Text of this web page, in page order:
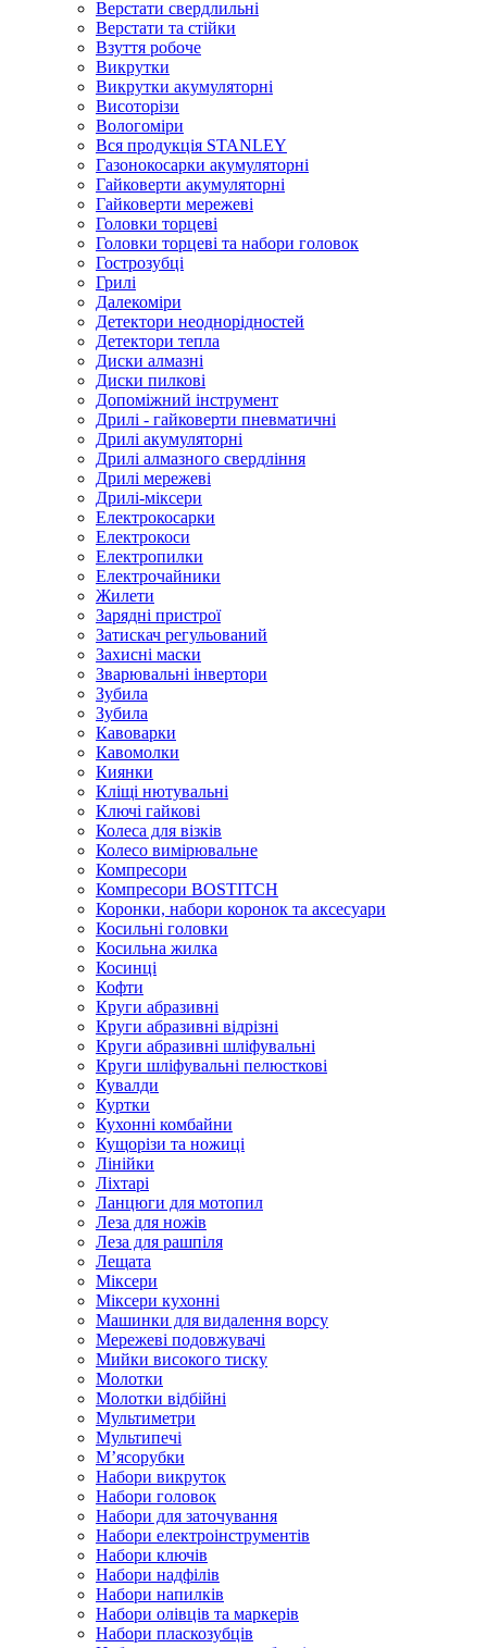
Верстати свердлильні
Верстати та стійки
Взуття робоче
Викрутки
Викрутки акумуляторні
Висоторізи
Вологоміри
Вся продукція STANLEY
Газонокосарки акумуляторні
Гайковерти акумуляторні
Гайковерти мережеві
Головки торцеві
Головки торцеві та набори головок
Гострозубці
Грилі
Далекоміри
Детектори неоднорідностей
Детектори тепла
Диски алмазні
Диски пилкові
Допоміжний інструмент
Дрилі - гайковерти пневматичні
Дрилі акумуляторні
Дрилі алмазного свердління
Дрилі мережеві
Дрилі-міксери
Електрокосарки
Електрокоси
Електропилки
Електрочайники
Жилети
Зарядні пристрої
Затискач регульований
Захисні маски
Зварювальні інвертори
Зубила
Зубила
Кавоварки
Кавомолки
Киянки
Кліщі нютувальні
Ключі гайкові
Колеса для візків
Колесо вимірювальне
Компресори
Компресори BOSTITCH
Коронки, набори коронок та аксесуари
Косильні головки
Косильна жилка
Косинці
Кофти
Круги абразивні
Круги абразивні відрізні
Круги абразивні шліфувальні
Круги шліфувальні пелюсткові
Кувалди
Куртки
Кухонні комбайни
Кущорізи та ножиці
Лінійки
Ліхтарі
Ланцюги для мотопил
Леза для ножів
Леза для рашпіля
Лещата
Міксери
Міксери кухонні
Машинки для видалення ворсу
Мережеві подовжувачі
Мийки високого тиску
Молотки
Молотки відбійні
Мультиметри
Мультипечі
М’ясорубки
Набори викруток
Набори головок
Набори для заточування
Набори електроінструментів
Набори ключів
Набори надфілів
Набори напилків
Набори олівців та маркерів
Набори пласкозубців